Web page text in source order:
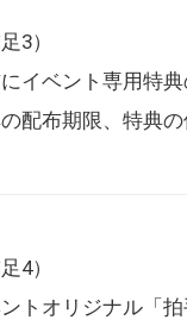
3）
イベント専用特
配布期限、特典
4）
トオリジナル「